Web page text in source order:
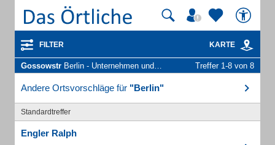
FILTER KARTE
Gossowstr Berlin - Unternehmen und Personen Treffer 1-8 von 8
Andere Ortsvorschläge für "Berlin"
Standardtreffer
Engler Ralph